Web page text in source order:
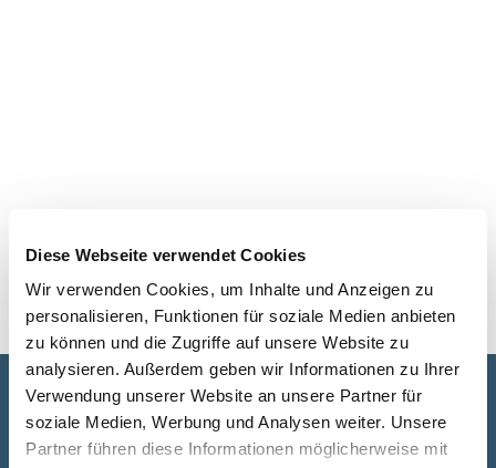
Diese Webseite verwendet Cookies
Wir verwenden Cookies, um Inhalte und Anzeigen zu
personalisieren, Funktionen für soziale Medien anbieten
zu können und die Zugriffe auf unsere Website zu
analysieren. Außerdem geben wir Informationen zu Ihrer
Verwendung unserer Website an unsere Partner für
soziale Medien, Werbung und Analysen weiter. Unsere
Partner führen diese Informationen möglicherweise mit
Gemeinsam Räume fürs Leben
gestalten.Vereinbaren Sie einen